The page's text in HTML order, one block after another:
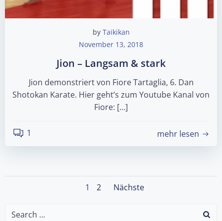
by Taikikan
November 13, 2018
Jion – Langsam & stark
Jion demonstriert von Fiore Tartaglia, 6. Dan
Shotokan Karate. Hier geht’s zum Youtube Kanal von
Fiore: […]
1 mehr lesen
Posts
Page
1 Page
2
Posts
Nächste
Search